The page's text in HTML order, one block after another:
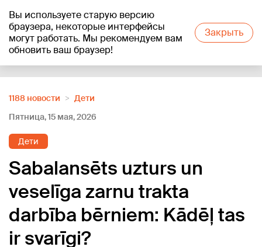
Вы используете старую версию
браузера, некоторые интерфейсы
могут работать. Мы рекомендуем вам
обновить ваш браузер!
Закрыть
+17°C
1188 новости
Дети
Пятница, 15 мая, 2026
Дети
Sabalansēts uzturs un
veselīga zarnu trakta
darbība bērniem: Kādēļ tas
ir svarīgi?